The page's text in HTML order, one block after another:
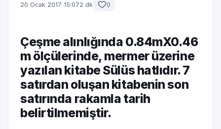
20 Ocak 2017 15:072 dk 0
Çeşme alınlığında 0.84mX0.46
m ölçülerinde, mermer üzerine
yazılan kitabe Sülüs hatlıdır. 7
satırdan oluşan kitabenin son
satırında rakamla tarih
belirtilmemiştir.